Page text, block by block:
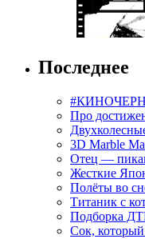
Последнее
Про
3D Marble
Отец —
Жесткие
Полёты во
Титаник с
Подборка
Сок, который